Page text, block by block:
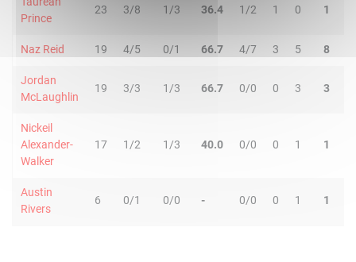
Prince
23 3/8 1/3 36.4 1/2 1 0 1
Naz Reid 19 4/5 0/1 66.7 4/7 3 5 8
Jordan
McLaughlin
19 3/3 1/3 66.7 0/0 0 3 3
Nickeil
Alexander-
Walker
17 1/2 1/3 40.0 0/0 0 1 1
Austin
Rivers
6 0/1 0/0 - 0/0 0 1 1